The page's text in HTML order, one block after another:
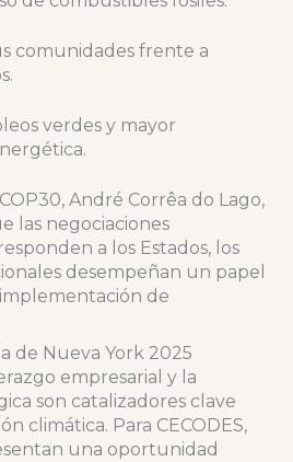
comunidades frente a
verdes y mayor
André Corrêa do Lago,
las negociaciones
a los Estados, los
desempeñan un papel
de
de Nueva York 2025
empresarial y la
son catalizadores clave
climática. Para CECODES,
una oportunidad